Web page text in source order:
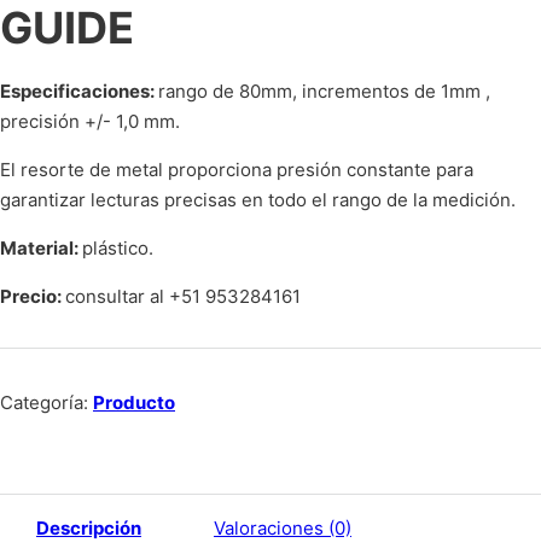
GUIDE
Especificaciones: rango de 80mm, incrementos de 1mm ,
precisión +/- 1,0 mm.
El resorte de metal proporciona presión constante para
garantizar lecturas precisas en todo el rango de la medición.
Material: plástico.
Precio:consultar al +51 953284161
Categoría: Producto
Descripción Valoraciones (0)